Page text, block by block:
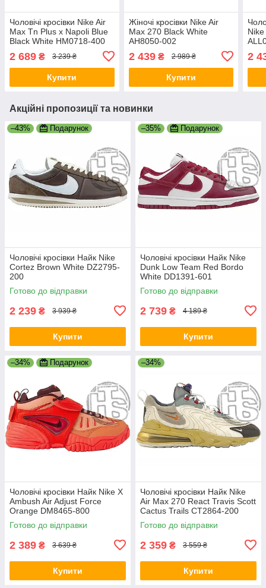
Чоловічі кросівки Nike Air
Max Tn Plus x Napoli Blue
Black White HM0718-400
2 689 ₴ 3 239 ₴
Купити
Жіночі кросівки Nike Air
Max 270 Black White
AH8050-002
2 439₴ 2 989 ₴
Купити
2
Акційні пропозиції та новинки
–43% Подарунок
Чоловічі кросівки Найк Nike
Cortez Brown White DZ2795-
200
Готово до відправки
2 239 ₴ 3 939 ₴
Купити
–35% Подарунок
Чоловічі кросівки Найк Nike
Dunk Low Team Red Bordo
White DD1391-601
Готово до відправки
2 739 ₴ 4 189 ₴
Купити
–34% Подарунок
Чоловічі кросівки Найк Nike X
Ambush Air Adjust Force
Orange DM8465-800
Готово до відправки
2 389 ₴ 3 639 ₴
Купити
–34%
Чоловічі кросівки Найк Nike
Air Max 270 React Travis Scott
Cactus Trails CT2864-200
Готово до відправки
2 359 ₴ 3 559 ₴
Купити